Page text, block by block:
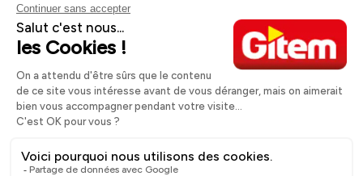
Aides et informations
Services
Informations légales
A propos
Nos magasins